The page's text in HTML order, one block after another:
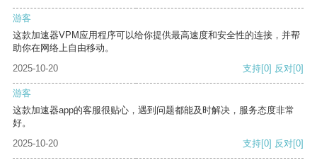
游客
这款加速器VPM应用程序可以给你提供最高速度和安全性的连接，并帮
助你在网络上自由移动。
2025-10-20
支持[0] 反对[0]
游客
这款加速器app的客服很贴心，遇到问题都能及时解决，服务态度非常
好。
2025-10-20
支持[0] 反对[0]